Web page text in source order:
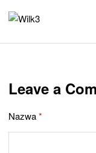
Leave a
Nazwa*